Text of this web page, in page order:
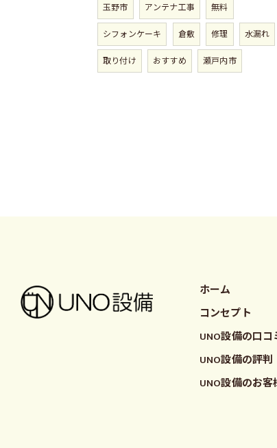
玉野市
アンテナ工事
無料
シフォンケーキ
倉敷 修理
水漏れ
取り付け
おすすめ 瀬戸内市
ホーム
コンセプト
UNO設備の口
UNO設備の評判
UNO設備のお客